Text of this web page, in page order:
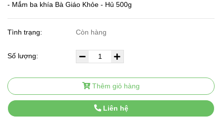
- Mắm ba khía Bà Giáo Khỏe - Hủ 500g
Tình trạng: Còn hàng
Số lượng:
Thêm giỏ hàng
Liên hệ